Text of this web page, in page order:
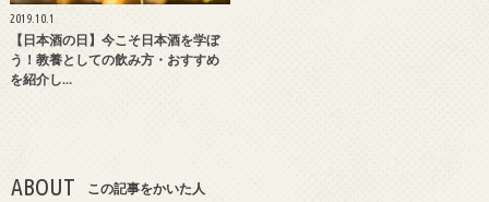
2019.10.1
【日本酒の日】今こそ日本酒を学ぼ
う！教養としての飲み方・おすすめ
を紹介し…
ABOUT この記事をかいた人